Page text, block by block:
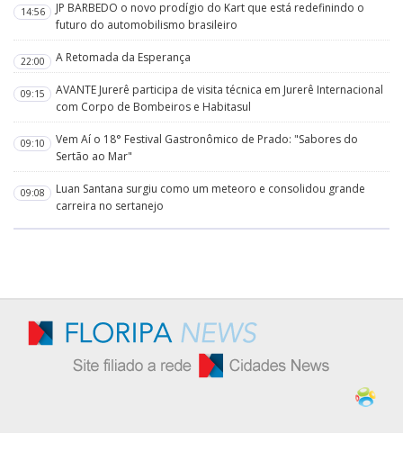
14:56
JP BARBEDO o novo prodígio do Kart que está redefinindo o
futuro do automobilismo brasileiro
22:00 A Retomada da Esperança
09:15
AVANTE Jurerê participa de visita técnica em Jurerê Internacional
com Corpo de Bombeiros e Habitasul
09:10
Vem Aí o 18° Festival Gastronômico de Prado: "Sabores do
Sertão ao Mar"
09:08
Luan Santana surgiu como um meteoro e consolidou grande
carreira no sertanejo